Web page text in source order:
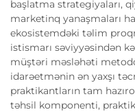
başlatma strategiyaları,
marketinq yanaşmaları
ekosistemdəki təlim
istismarı səviyyəsindən
müştəri məsləhəti
idarəetmənin ən yaxşı
praktikantların tam
təhsil komponenti,